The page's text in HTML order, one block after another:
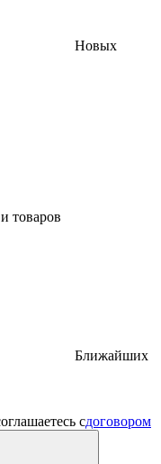
Новых
товаров
Ближайших
сдоговором